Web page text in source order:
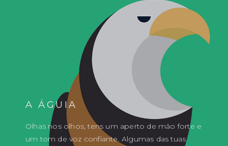
A ÁGUIA
Olhas nos olhos, tens um aperto de mão forte e
um tom de voz confiante. Algumas das tuas